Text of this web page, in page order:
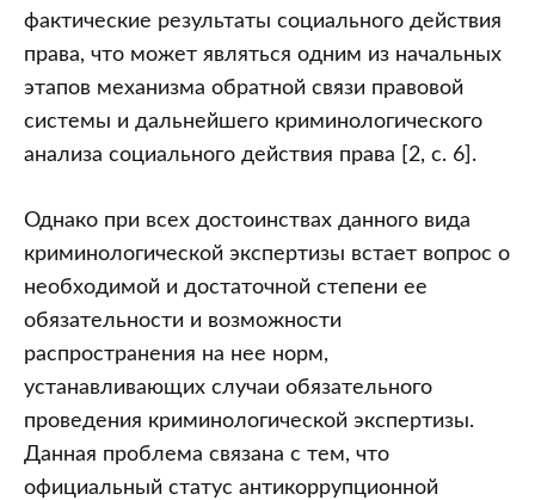
фактические результаты социального действия
права, что может являться одним из начальных
этапов механизма обратной связи правовой
системы и дальнейшего криминологического
анализа социального действия права [2, с. 6].
Однако при всех достоинствах данного вида
криминологической экспертизы встает вопрос о
необходимой и достаточной степени ее
обязательности и возможности
распространения на нее норм,
устанавливающих случаи обязательного
проведения криминологической экспертизы.
Данная проблема связана с тем, что
официальный статус антикоррупционной